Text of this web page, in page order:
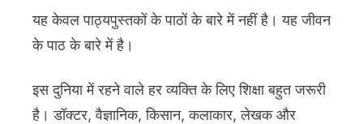
यह केवल पाठ्यपुस्तकों के पाठों के बारे में नहीं है। यह जीवन
के पाठ के बारे में है।
इस दुनिया में रहने वाले हर व्यक्ति के लिए शिक्षा बहुत जरूरी
है। डॉक्टर, वैज्ञानिक, किसान, कलाकार, लेखक और